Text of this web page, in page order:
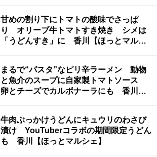
甘めの割り下にトマトの酸味でさっぱ
り オリーブ牛トマトすき焼き シメは
「うどんすき」に 香川【ほっとマルシ
まるで“パスタ”なピリ辛ラーメン 動物
と魚介のスープに自家製トマトソース
卵とチーズでカルボナーラにも 香川
牛肉ぶっかけうどんにキュウリのわさび
漬け YouTuberコラボの期間限定うどん
も 香川【ほっとマルシェ】